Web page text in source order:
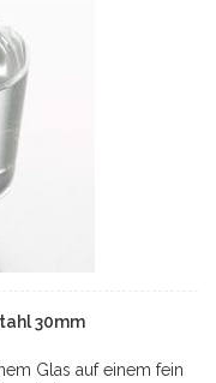
30mm
Glas auf einem fein